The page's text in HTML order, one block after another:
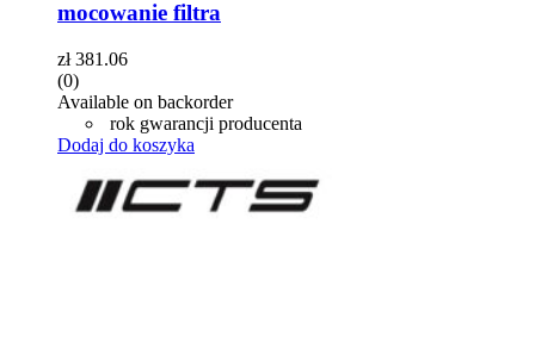
mocowanie filtra
zł381.06
(0)
Available on backorder
rok gwarancji producenta
Dodaj do koszyka